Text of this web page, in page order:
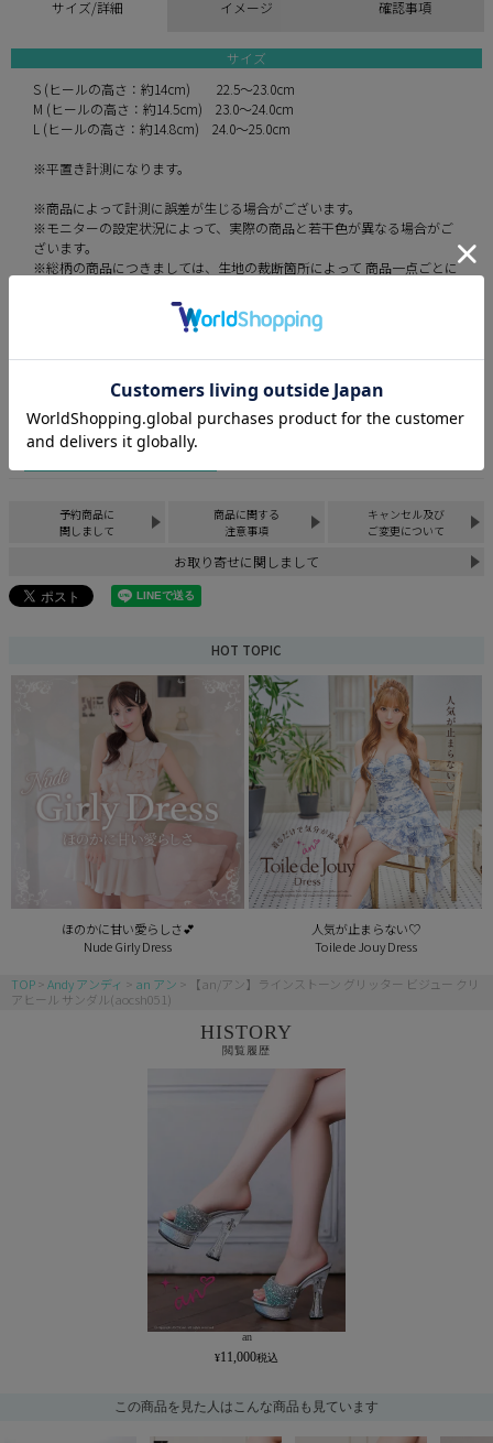
サイズ/詳細 イメージ 確認事項
サイズ
S (ヒールの高さ：約14cm) 22.5～23.0cm
M (ヒールの高さ：約14.5cm) 23.0～24.0cm
L (ヒールの高さ：約14.8cm) 24.0～25.0cm
※平置き計測になります。
※商品によって計測に誤差が生じる場合がございます。
※モニターの設定状況によって、実際の商品と若干色が異なる場合がご
ざいます。
※総柄の商品につきましては、生地の裁断箇所によって 商品一点ごとに
13cm以上
オープントゥシューズ
シルバーのサンダル・パンプス
青(ブルー)のドレス
予約商品に
関しまして
商品に関する
注意事項
キャンセル及び
ご変更について
お取り寄せに関しまして
HOT TOPIC
ほのかに甘い愛らしさ💕
Nude Girly Dress
人気が止まらない♡
Toile de Jouy Dress
TOP Andy アンディ an アン
【an/アン】ラインストーン グリッター ビジュー クリ
アヒール サンダル(aocsh051)
HISTORY
閲覧履歴
an
11,000
この商品を見た人はこんな商品も見ています